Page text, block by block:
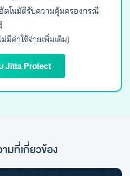
ตโนมัติรับความคุ้มครองกรณี
มีค่าใช้จ่ายเพิ่มเติม)
Jitta Protect
มที่เกี่ยวข้อง